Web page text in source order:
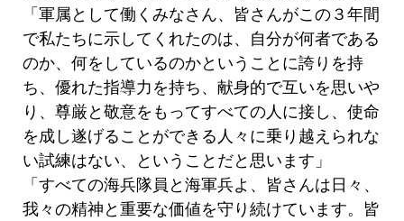
「軍属として働くみなさん、皆さんがこの３年間
で私たちに示してくれたのは、自分が何者である
のか、何をしているのかということに誇りを持
ち、優れた指導力を持ち、献身的で互いを思いや
り、尊厳と敬意をもってすべての人に接し、使命
を成し遂げることができる人々に乗り越えられな
い試練はない、ということだと思います」
「すべての海兵隊員と海軍兵よ、皆さんは日々、
我々の精神と重要な価値を守り続けています。皆